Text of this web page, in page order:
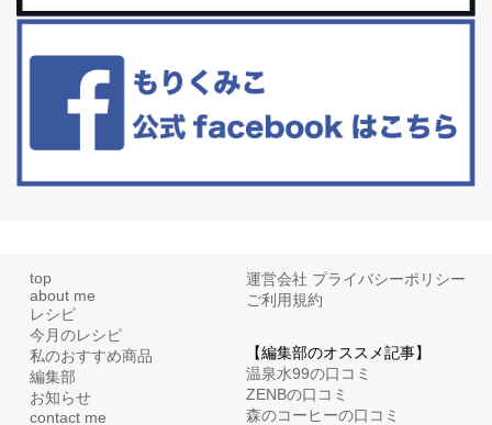
更年期を穏やかに乗りきるために今できる５つのこと。
といった更年期症状はまだ...
top
about me
レシピ
今月のレシピ
私のおすすめ商品
編集部
お知らせ
contact me
運営会社 プライバシーポリシー
ご利用規約
【編集部のオススメ記事】
温泉水99の口コミ
ZENBの口コミ
森のコーヒーの口コミ